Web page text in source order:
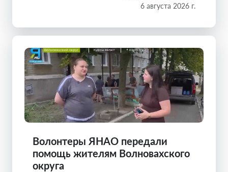
6 августа 2026 г.
Волонтеры ЯНАО передали
помощь жителям Волновахского
округа